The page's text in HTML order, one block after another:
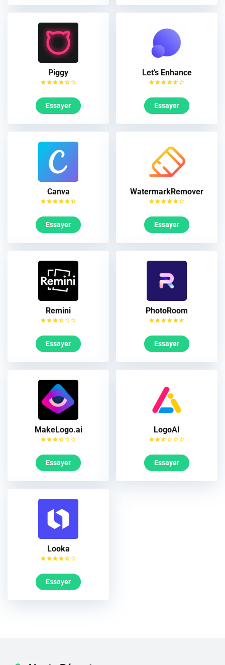
Piggy
Essayer
Let’s Enhance
Essayer
Canva
Essayer
WatermarkRemover
Essayer
Remini
Essayer
PhotoRoom
Essayer
MakeLogo.ai
Essayer
LogoAI
Essayer
Looka
Essayer